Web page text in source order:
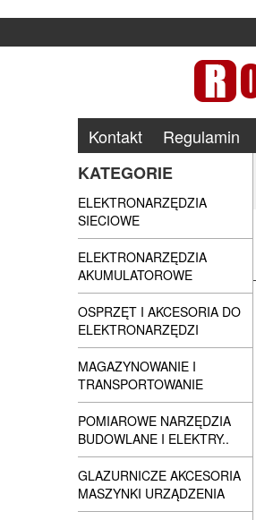
Kontakt Regulamin
KATEGORIE
ELEKTRONARZĘDZIA
SIECIOWE
ELEKTRONARZĘDZIA
AKUMULATOROWE
OSPRZĘT I AKCESORIA DO
ELEKTRONARZĘDZI
MAGAZYNOWANIE I
TRANSPORTOWANIE
POMIAROWE NARZĘDZIA
BUDOWLANE I ELEKTRY..
GLAZURNICZE AKCESORIA
MASZYNKI URZĄDZENIA